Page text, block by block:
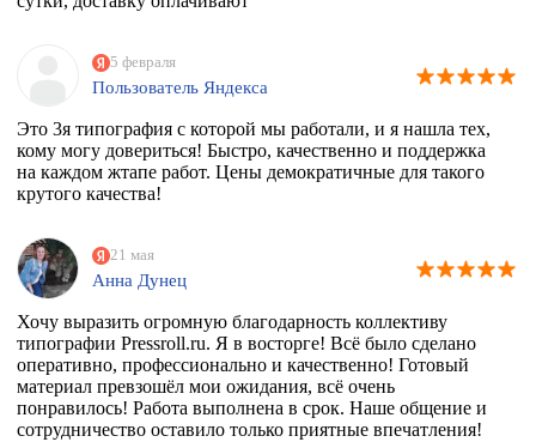
5 февраля
Пользователь Яндекса
Это 3я типография с которой мы работали, и я нашла тех,
кому могу довериться! Быстро, качественно и поддержка
на каждом жтапе работ. Цены демократичные для такого
крутого качества!
21 мая
Анна Дунец
Хочу выразить огромную благодарность коллективу
типографии Pressroll.ru. Я в восторге! Всё было сделано
оперативно, профессионально и качественно! Готовый
материал превзошёл мои ожидания, всё очень
понравилось! Работа выполнена в срок. Наше общение и
сотрудничество оставило только приятные впечатления!